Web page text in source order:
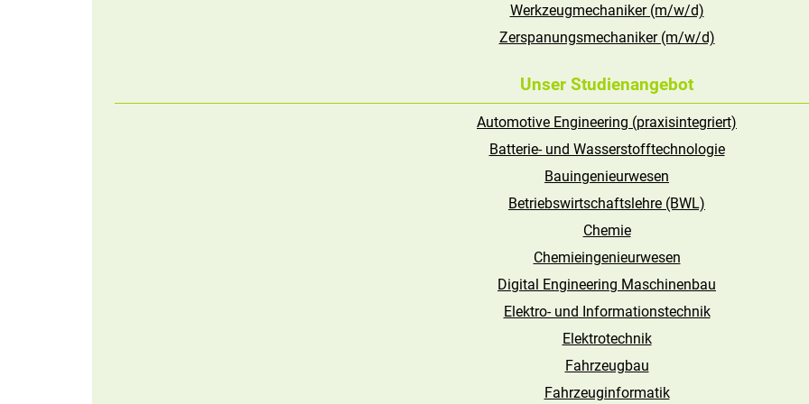
Werkzeugmechaniker (m/w/d)
Zerspanungsmechaniker (m/w/d)
Unser Studienangebot
Automotive Engineering (praxisintegriert)
Batterie- und Wasserstofftechnologie
Bauingenieurwesen
Betriebswirtschaftslehre (BWL)
Chemie
Chemieingenieurwesen
Digital Engineering Maschinenbau
Elektro- und Informations­technik
Elektrotechnik
Fahrzeugbau
Fahrzeuginformatik